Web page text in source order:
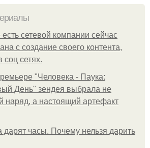
есть сетевой компании сейчас
с создание своего контента,
соц сетях.
"Человека - Паука:
День" зендея выбрала не
наряд, а настоящий артефакт
дарят часы. Почему нельзя дарить